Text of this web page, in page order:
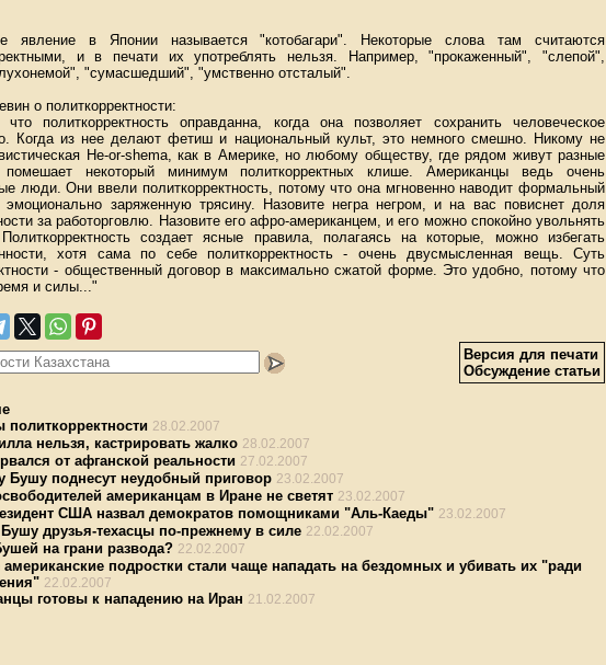
явление в Японии называется "котобагари". Некоторые слова там считаются
и в печати их употреблять нельзя. Например, "прокаженный", "слепой",
"сумасшедший", "умственно отсталый".
о политкорректности:
политкорректность оправданна, когда она позволяет сохранить человеческое
Когда из нее делают фетиш и национальный культ, это немного смешно. Никому не
He-or-shema, как в Америке, но любому обществу, где рядом живут разные
некоторый минимум политкорректных клише. Американцы ведь очень
люди. Они ввели политкорректность, потому что она мгновенно наводит формальный
эмоционально заряженную трясину. Назовите негра негром, и на вас повиснет доля
за работорговлю. Назовите его афро-американцем, и его можно спокойно увольнять
создает ясные правила, полагаясь на которые, можно избегать
хотя сама по себе политкорректность - очень двусмысленная вещь. Суть
- общественный договор в максимально сжатой форме. Это удобно, потому что
и силы..."
Версия для печати
Обсуждение статьи
политкорректности 28.02.2007
нельзя, кастрировать жалко 28.02.2007
от афганской реальности 27.02.2007
Бушу поднесут неудобный приговор 23.02.2007
американцам в Иране не светят 23.02.2007
США назвал демократов помощниками "Аль-Каеды" 23.02.2007
друзья-техасцы по-прежнему в силе 22.02.2007
на грани развода? 22.02.2007
американские подростки стали чаще нападать на бездомных и убивать их "ради
22.02.2007
готовы к нападению на Иран 21.02.2007